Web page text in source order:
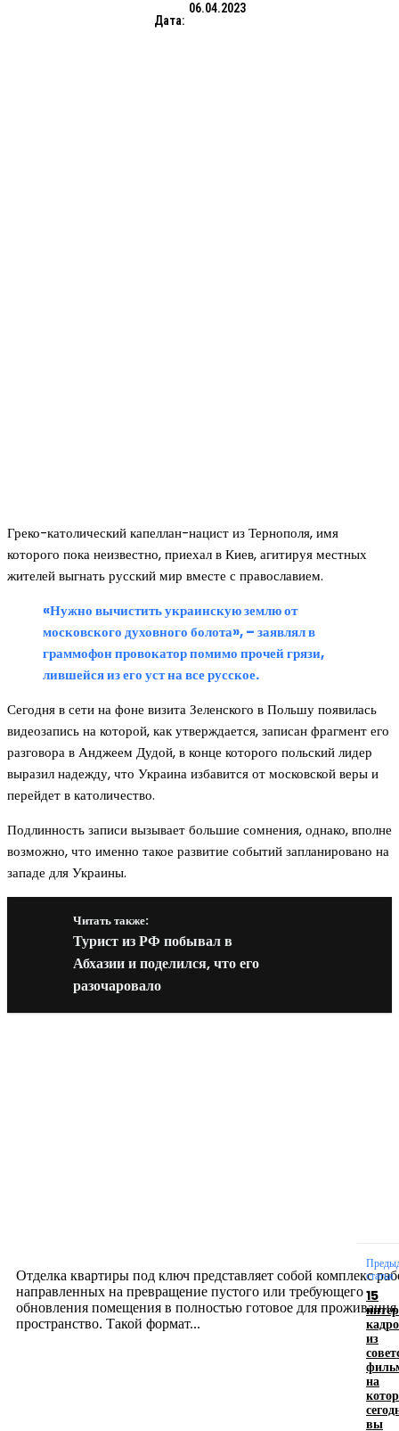
Дата:
06.04.2023
Греко-католический капеллан-нацист из Тернополя, имя
которого пока неизвестно, приехал в Киев, агитируя местных
жителей выгнать русский мир вместе с православием.
«Нужно вычистить украинскую землю от
московского духовного болота»,–заявлял в
граммофон провокатор помимо прочей грязи,
лившейся из его уст на все русское.
Сегодня в сети на фоне визита Зеленского в Польшу появилась
видеозапись на которой, как утверждается, записан фрагмент его
разговора в Анджеем Дудой, в конце которого польский лидер
выразил надежду, что Украина избавится от московской веры и
перейдет в католичество.
Подлинность записи вызывает большие сомнения, однако, вполне
возможно, что именно такое развитие событий запланировано на
западе для Украины.
Читать также:
Турист из РФ побывал в
Абхазии и поделился, что его
разочаровало
Отделка квартиры под ключ представляет собой комплекс
направленных на превращение пустого или требующего
обновления помещения в полностью готовое для проживания
пространство. Такой формат...
логотипом: эффективный инструмент бренда
статья
15
из
на
вы